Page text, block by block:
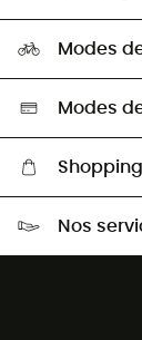
Seconde Main
Aide & Contact
HardGuides
Sélection éco-
Modes
Modes
Nos